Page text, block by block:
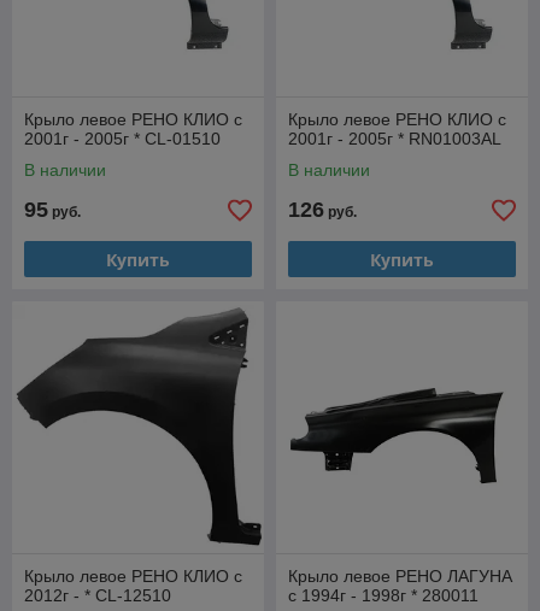
Крыло левое РЕНО КЛИО с
2001г - 2005г * CL-01510
В наличии
95 руб.
Купить
Крыло левое РЕНО КЛИО с
2001г - 2005г * RN01003AL
В наличии
126 руб.
Купить
Крыло левое РЕНО КЛИО с
2012г - * CL-12510
Крыло левое РЕНО ЛАГУНА
с 1994г - 1998г * 280011